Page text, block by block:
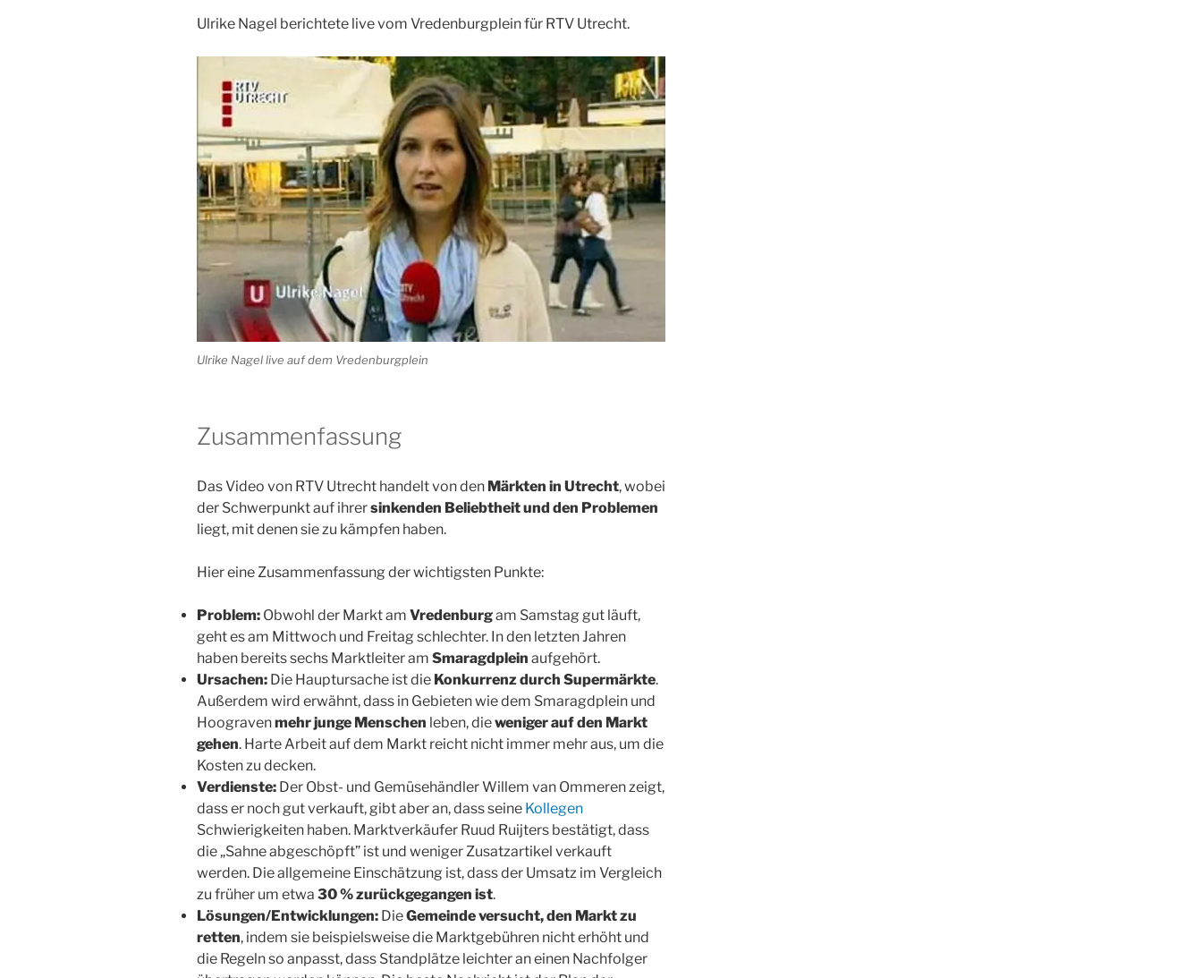
r
e
e
Ulrike Nagel berichtete live vom Vredenburgplein für RTV Utrecht.
Ulrike Nagel live auf dem Vredenburgplein
Zusammenfassung
Das Video von RTV Utrecht handelt von den Märkten in Utrecht, wobei
der Schwerpunkt auf ihrersinkenden Beliebtheit und den Problemen
liegt, mit denen sie zu kämpfen haben.
Hier eine Zusammenfassung der wichtigsten Punkte:
Problem: Obwohl der Markt am Vredenburgam Samstag gut läuft,
geht es am Mittwoch und Freitag schlechter. In den letzten Jahren
haben bereits sechs Marktleiter am Smaragdplein aufgehört.
Ursachen: Die Hauptursache ist die Konkurrenz durch Supermärkte.
Außerdem wird erwähnt, dass in Gebieten wie dem Smaragdplein und
Hoogravenmehr junge Menschen leben, dieweniger auf den Markt
gehen. Harte Arbeit auf dem Markt reicht nicht immer mehr aus, um die
Kosten zu decken.
Verdienste: Der Obst- und Gemüsehändler Willem van Ommeren zeigt,
dass er noch gut verkauft, gibt aber an, dass seine Kollegen
Schwierigkeiten haben. Marktverkäufer Ruud Ruijters bestätigt, dass
die „Sahne abgeschöpft” ist und weniger Zusatzartikel verkauft
werden. Die allgemeine Einschätzung ist, dass der Umsatz im Vergleich
zu früher um etwa 30 % zurückgegangen ist.
Lösungen/Entwicklungen: DieGemeinde versucht, den Markt zu
retten, indem sie beispielsweise die Marktgebühren nicht erhöht und
die Regeln so anpasst, dass Standplätze leichter an einen Nachfolger